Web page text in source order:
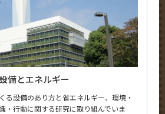
備とエネルギー
る設備のあり方と省エネルギー、環境・
・行動に関する研究に取り組んでいま